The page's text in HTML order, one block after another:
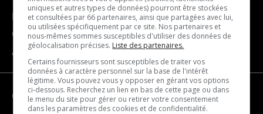
Become a partner
Contact us
About us
CATEGORIES
uniques et autres types de données) pourront être stockées
et consultées par 66 partenaires, ainsi que partagées avec lui,
ou utilisées spécifiquement par ce site. Nos partenaires et
nous-mêmes sommes susceptibles d'utiliser des données de
géolocalisation précises. Liste des partenaires.
Certains fournisseurs sont susceptibles de traiter vos
données à caractère personnel sur la base de l'intérêt
légitime. Vous pouvez vous y opposer en gérant vos options
ci-dessous. Recherchez un lien en bas de cette page ou dans
le menu du site pour gérer ou retirer votre consentement
dans les paramètres des cookies et de confidentialité.